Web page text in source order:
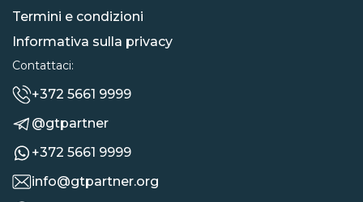
Termini e condizioni
Informativa sulla privacy
Contattaci:
+372 5661 9999
@gtpartner
+372 5661 9999
info@gtpartner.org